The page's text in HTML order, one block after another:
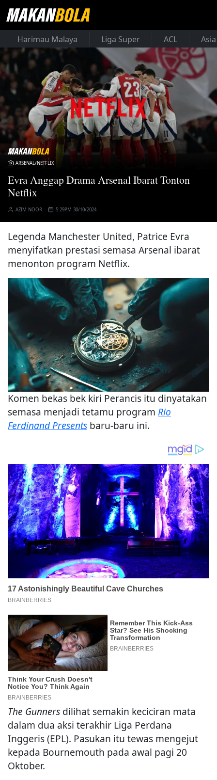
Harimau Malaya Liga Super ACL
ARSENAL/NETFLIX
Evra Anggap Drama Arsenal Ibarat Tonton
Netflix
AZIM NOOR 5:29PM 30/10/2024
Legenda Manchester United, Patrice Evra
menyifatkan prestasi semasa Arsenal ibarat
menonton program Netflix.
Komen bekas bek kiri Perancis itu dinyatakan
semasa menjadi tetamu program Rio
Ferdinand Presents baru-baru ini.
The Gunners dilihat semakin keciciran mata
dalam dua aksi terakhir Liga Perdana
Inggeris (EPL). Pasukan itu tewas mengejut
kepada Bournemouth pada awal pagi 20
Oktober.